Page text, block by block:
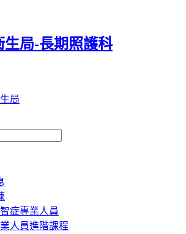
生局-長期照護科
局
症專業人員
人員進階課程